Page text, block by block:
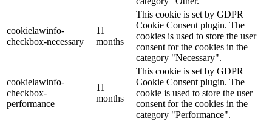
cookielawinfo-
checkbox-necessary
11
months
This cookie is set by GDPR
Cookie Consent plugin. The
cookies is used to store the user
consent for the cookies in the
category "Necessary".
cookielawinfo-
checkbox-
performance
11
months
This cookie is set by GDPR
Cookie Consent plugin. The
cookie is used to store the user
consent for the cookies in the
category "Performance".